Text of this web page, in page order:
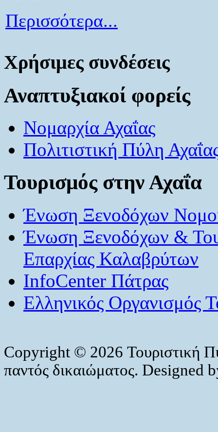
Περισσότερα...
Χρήσιμες συνδέσεις
Αναπτυξιακοί φορείς
Νομαρχία Αχαΐας
Πολιτιστική Πύλη
Τουρισμός στην Αχαΐα
Ένωση Ξενοδόχων
Ένωση Ξενοδόχων &
Επαρχίας Καλαβρύτων
InfoCenter Πάτρας
Ελληνικός Οργανισμός
Copyright © 2026 Τουριστική
παντός δικαιώματος. Designed